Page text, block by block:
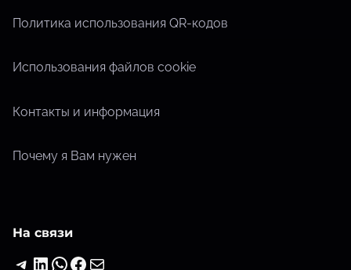
Политика использования QR-кодов
Использования файлов cookie
Контакты и информация
Почему я Вам нужен
На связи
Telegram LinkedIn WhatsApp Facebook Почта